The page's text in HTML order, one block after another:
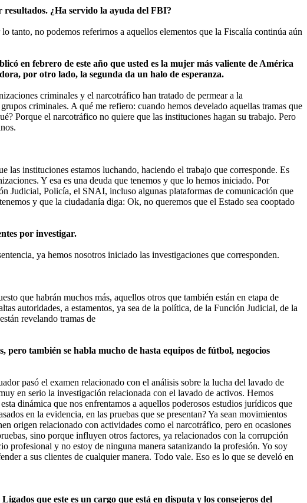
¿Ha servido la ayuda del FBI?
tanto, no podemos referirnos a aquellos elementos que la Fiscalía continúa aún
en febrero de este año que usted es la mujer más valiente de América
por otro lado, la segunda da un halo de esperanza.
criminales y el narcotráfico han tratado de permear a la
criminales. A qué me refiero: cuando hemos develado aquellas tramas que
Porque el narcotráfico no quiere que las instituciones hagan su trabajo. Pero
instituciones estamos luchando, haciendo el trabajo que corresponde. Es
Y esa es una deuda que tenemos y que lo hemos iniciado. Por
Judicial, Policía, el SNAI, incluso algunas plataformas de comunicación que
y que la ciudadanía diga: Ok, no queremos que el Estado sea cooptado
por investigar.
ya hemos nosotros iniciado las investigaciones que corresponden.
que habrán muchos más, aquellos otros que también están en etapa de
autoridades, a estamentos, ya sea de la política, de la Función Judicial, de la
revelando tramas de
también se habla mucho de hasta equipos de fútbol, negocios
pasó el examen relacionado con el análisis sobre la lucha del lavado de
en serio la investigación relacionada con el lavado de activos. Hemos
dinámica que nos enfrentamos a aquellos poderosos estudios jurídicos que
en la evidencia, en las pruebas que se presentan? Ya sean movimientos
origen relacionado con actividades como el narcotráfico, pero en ocasiones
sino porque influyen otros factores, ya relacionados con la corrupción
profesional y no estoy de ninguna manera satanizando la profesión. Yo soy
a sus clientes de cualquier manera. Todo vale. Eso es lo que se develó en
que este es un cargo que está en disputa y los consejeros del